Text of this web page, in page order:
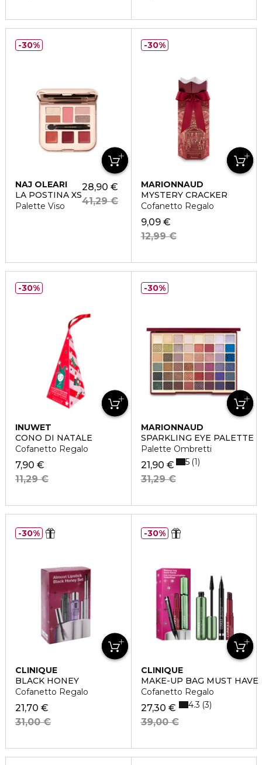
NAJ OLEARI
LA POSTINA XS
Palette Viso
28,90 €
41,29 €
30%
MARIONNAUD
MYSTERY CRACKER
Cofanetto Regalo
9,09 €
12,99 €
30%
INUWET
CONO DI NATALE
Cofanetto Regalo
7,90 €
11,29 €
30%
MARIONNAUD
SPARKLING EYE PALETTE
Palette Ombretti
21,90 €
31,29 €
5 1
30%
CLINIQUE
BLACK HONEY
Cofanetto Regalo
21,70 €
31,00 €
30%
CLINIQUE
MAKE-UP BAG MUST HAVE
Cofanetto Regalo
27,30 €
39,00 €
4.3 3
30%